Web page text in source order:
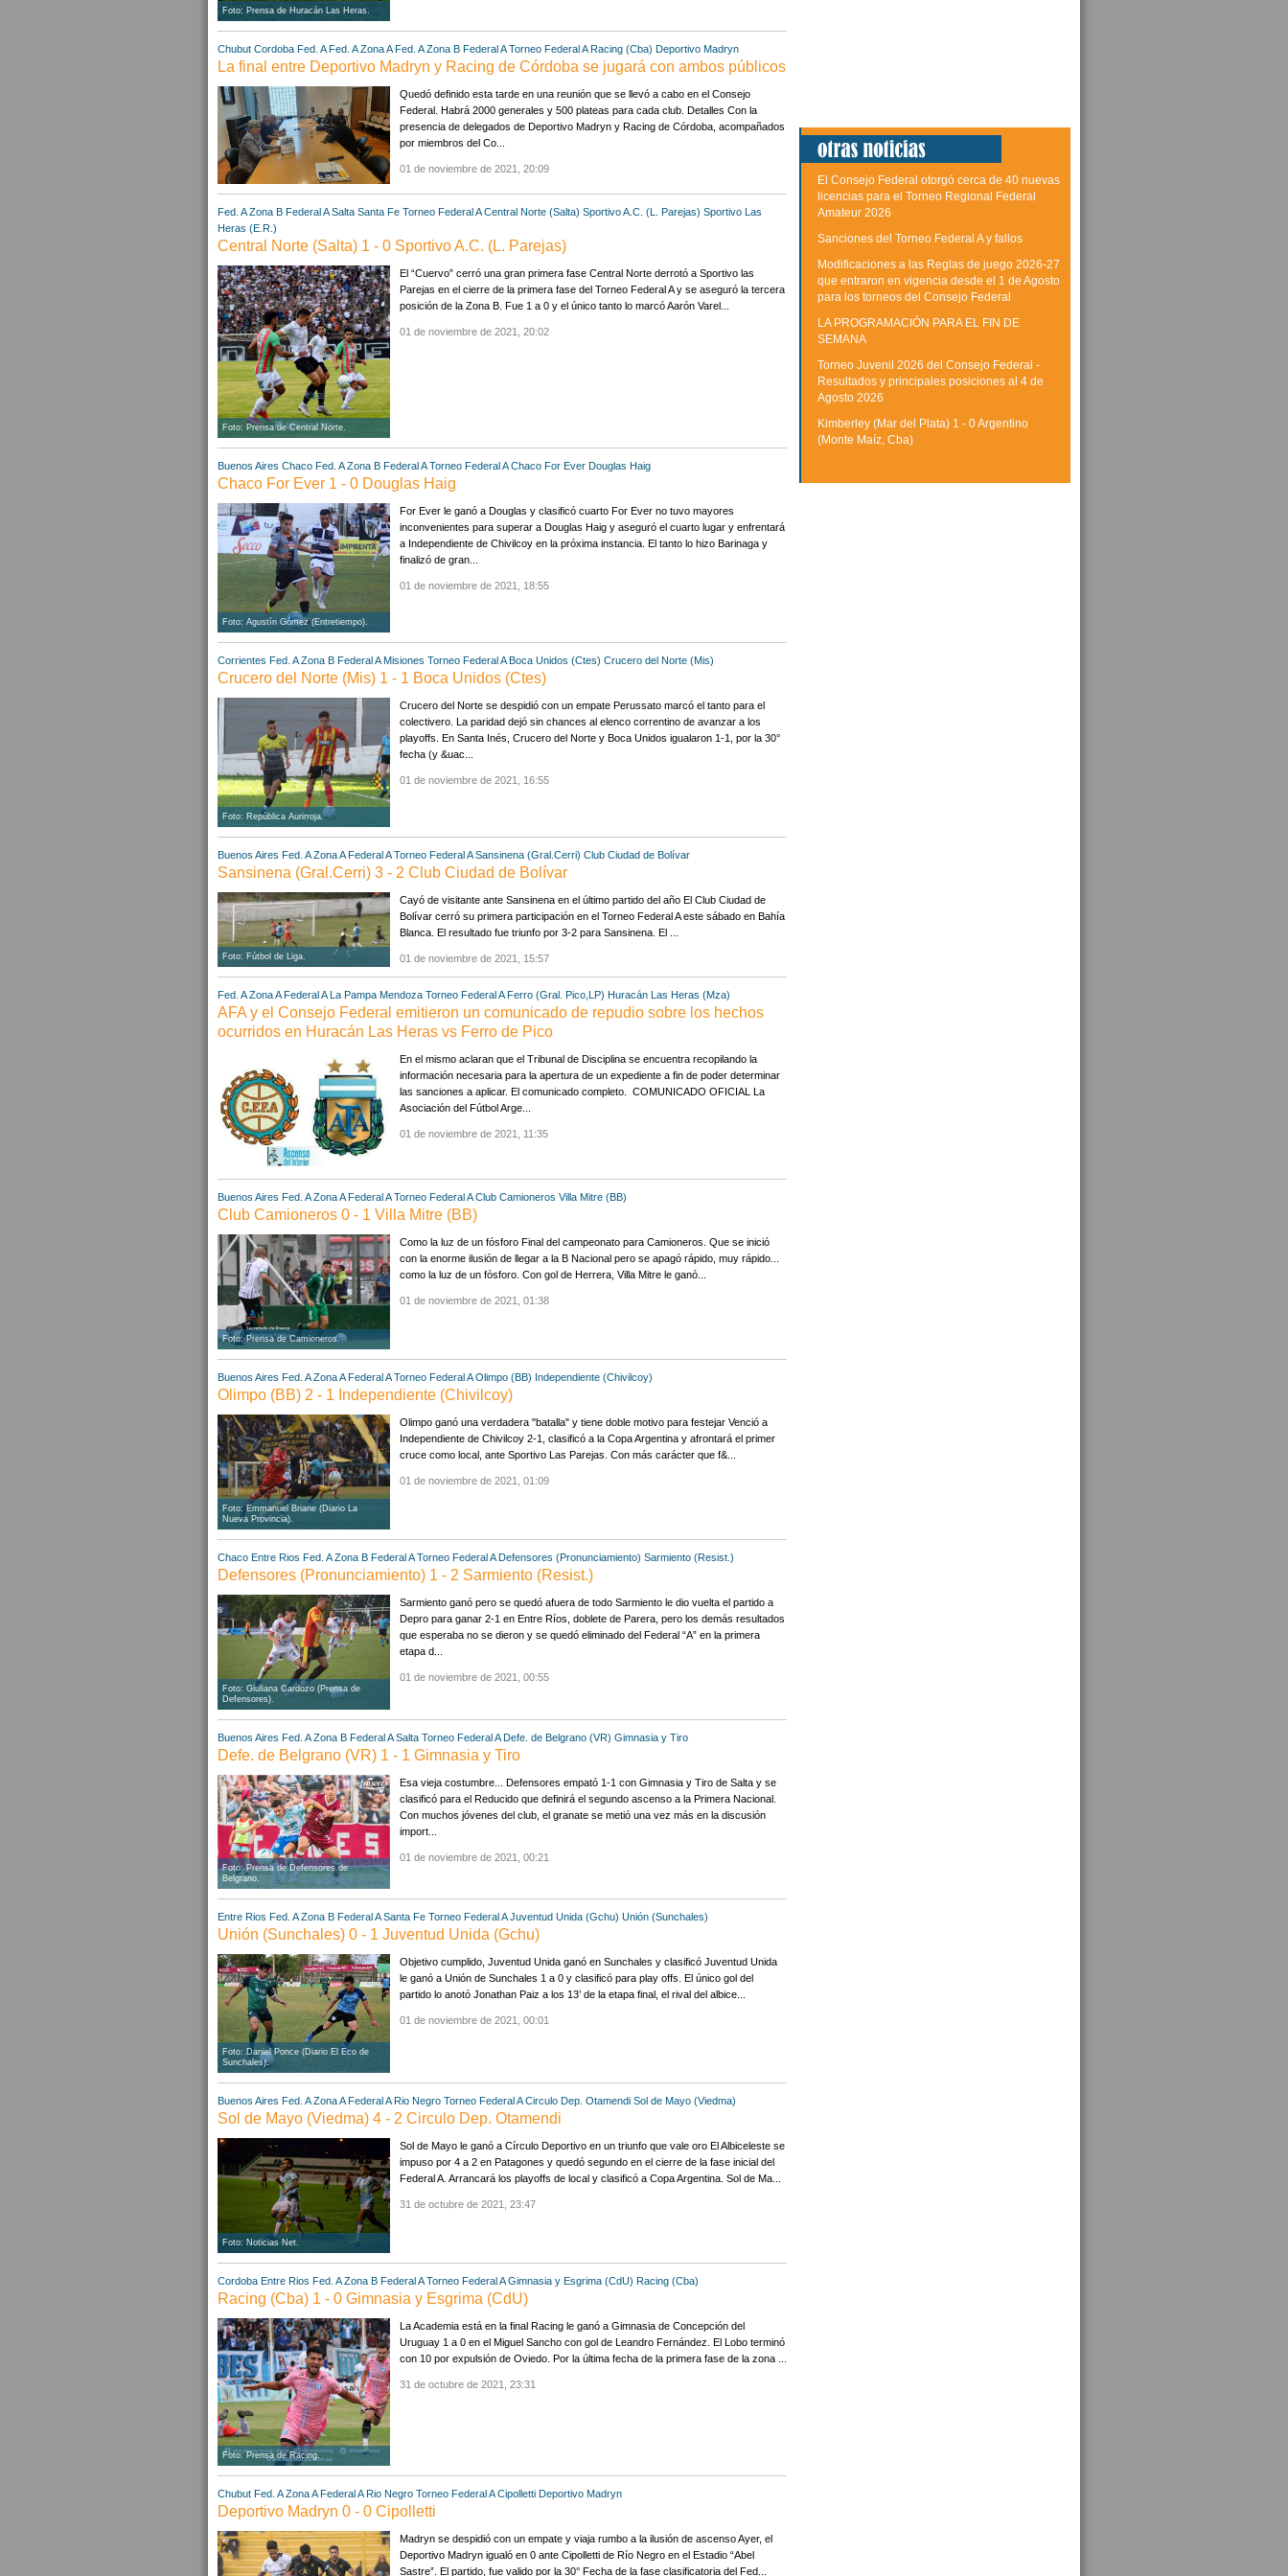
Foto: Prensa de Huracán Las Heras.
Chubut Cordoba Fed. A Fed. A Zona A Fed. A Zona B Federal A Torneo Federal A Racing (Cba) Deportivo Madryn
La final entre Deportivo Madryn y Racing de Córdoba se jugará con ambos públicos
Quedó definido esta tarde en una reunión que se llevó a cabo en el Consejo
Federal. Habrá 2000 generales y 500 plateas para cada club. Detalles Con la
presencia de delegados de Deportivo Madryn y Racing de Córdoba, acompañados
por miembros del Co...
01 de noviembre de 2021, 20:09
Fed. A Zona B Federal A Salta Santa Fe Torneo Federal A Central Norte (Salta) Sportivo A.C. (L. Parejas) Sportivo Las
Heras (E.R.)
Central Norte (Salta) 1 - 0 Sportivo A.C. (L. Parejas)
Foto: Prensa de Central Norte.
El “Cuervo” cerró una gran primera fase Central Norte derrotó a Sportivo las
Parejas en el cierre de la primera fase del Torneo Federal A y se aseguró la tercera
posición de la Zona B. Fue 1 a 0 y el único tanto lo marcó Aarón Varel...
01 de noviembre de 2021, 20:02
Buenos Aires Chaco Fed. A Zona B Federal A Torneo Federal A Chaco For Ever Douglas Haig
Chaco For Ever 1 - 0 Douglas Haig
Foto: Agustín Gómez (Entretiempo).
For Ever le ganó a Douglas y clasificó cuarto For Ever no tuvo mayores
inconvenientes para superar a Douglas Haig y aseguró el cuarto lugar y enfrentará
a Independiente de Chivilcoy en la próxima instancia. El tanto lo hizo Barinaga y
finalizó de gran...
01 de noviembre de 2021, 18:55
Corrientes Fed. A Zona B Federal A Misiones Torneo Federal A Boca Unidos (Ctes) Crucero del Norte (Mis)
Crucero del Norte (Mis) 1 - 1 Boca Unidos (Ctes)
Foto: República Aurirroja.
Crucero del Norte se despidió con un empate Perussato marcó el tanto para el
colectivero. La paridad dejó sin chances al elenco correntino de avanzar a los
playoffs. En Santa Inés, Crucero del Norte y Boca Unidos igualaron 1-1, por la 30°
fecha (y &uac...
01 de noviembre de 2021, 16:55
Buenos Aires Fed. A Zona A Federal A Torneo Federal A Sansinena (Gral.Cerri) Club Ciudad de Bolívar
Sansinena (Gral.Cerri) 3 - 2 Club Ciudad de Bolívar
Foto: Fútbol de Liga.
Cayó de visitante ante Sansinena en el último partido del año El Club Ciudad de
Bolívar cerró su primera participación en el Torneo Federal A este sábado en Bahía
Blanca. El resultado fue triunfo por 3-2 para Sansinena. El ...
01 de noviembre de 2021, 15:57
Fed. A Zona A Federal A La Pampa Mendoza Torneo Federal A Ferro (Gral. Pico,LP) Huracán Las Heras (Mza)
AFA y el Consejo Federal emitieron un comunicado de repudio sobre los hechos
ocurridos en Huracán Las Heras vs Ferro de Pico
En el mismo aclaran que el Tribunal de Disciplina se encuentra recopilando la
información necesaria para la apertura de un expediente a fin de poder determinar
las sanciones a aplicar. El comunicado completo. COMUNICADO OFICIAL La
Asociación del Fútbol Arge...
01 de noviembre de 2021, 11:35
Buenos Aires Fed. A Zona A Federal A Torneo Federal A Club Camioneros Villa Mitre (BB)
Club Camioneros 0 - 1 Villa Mitre (BB)
Foto: Prensa de Camioneros.
Como la luz de un fósforo Final del campeonato para Camioneros. Que se inició
con la enorme ilusión de llegar a la B Nacional pero se apagó rápido, muy rápido...
como la luz de un fósforo. Con gol de Herrera, Villa Mitre le ganó...
01 de noviembre de 2021, 01:38
Buenos Aires Fed. A Zona A Federal A Torneo Federal A Olimpo (BB) Independiente (Chivilcoy)
Olimpo (BB) 2 - 1 Independiente (Chivilcoy)
Foto: Emmanuel Briane (Diario La
Nueva Provincia).
Olimpo ganó una verdadera "batalla" y tiene doble motivo para festejar Venció a
Independiente de Chivilcoy 2-1, clasificó a la Copa Argentina y afrontará el primer
cruce como local, ante Sportivo Las Parejas. Con más carácter que f&...
01 de noviembre de 2021, 01:09
Chaco Entre Rios Fed. A Zona B Federal A Torneo Federal A Defensores (Pronunciamiento) Sarmiento (Resist.)
Defensores (Pronunciamiento) 1 - 2 Sarmiento (Resist.)
Foto: Giuliana Cardozo (Prensa de
Defensores).
Sarmiento ganó pero se quedó afuera de todo Sarmiento le dio vuelta el partido a
Depro para ganar 2-1 en Entre Ríos, doblete de Parera, pero los demás resultados
que esperaba no se dieron y se quedó eliminado del Federal “A” en la primera
etapa d...
01 de noviembre de 2021, 00:55
Buenos Aires Fed. A Zona B Federal A Salta Torneo Federal A Defe. de Belgrano (VR) Gimnasia y Tiro
Defe. de Belgrano (VR) 1 - 1 Gimnasia y Tiro
Foto: Prensa de Defensores de
Belgrano.
Esa vieja costumbre... Defensores empató 1-1 con Gimnasia y Tiro de Salta y se
clasificó para el Reducido que definirá el segundo ascenso a la Primera Nacional.
Con muchos jóvenes del club, el granate se metió una vez más en la discusión
import...
01 de noviembre de 2021, 00:21
Entre Rios Fed. A Zona B Federal A Santa Fe Torneo Federal A Juventud Unida (Gchu) Unión (Sunchales)
Unión (Sunchales) 0 - 1 Juventud Unida (Gchu)
Foto: Daniel Ponce (Diario El Eco de
Sunchales).
Objetivo cumplido, Juventud Unida ganó en Sunchales y clasificó Juventud Unida
le ganó a Unión de Sunchales 1 a 0 y clasificó para play offs. El único gol del
partido lo anotó Jonathan Paiz a los 13’ de la etapa final, el rival del albice...
01 de noviembre de 2021, 00:01
Buenos Aires Fed. A Zona A Federal A Rio Negro Torneo Federal A Circulo Dep. Otamendi Sol de Mayo (Viedma)
Sol de Mayo (Viedma) 4 - 2 Circulo Dep. Otamendi
Foto: Noticias Net.
Sol de Mayo le ganó a Círculo Deportivo en un triunfo que vale oro El Albiceleste se
impuso por 4 a 2 en Patagones y quedó segundo en el cierre de la fase inicial del
Federal A. Arrancará los playoffs de local y clasificó a Copa Argentina. Sol de Ma...
31 de octubre de 2021, 23:47
Cordoba Entre Rios Fed. A Zona B Federal A Torneo Federal A Gimnasia y Esgrima (CdU) Racing (Cba)
Racing (Cba) 1 - 0 Gimnasia y Esgrima (CdU)
Foto: Prensa de Racing.
La Academia está en la final Racing le ganó a Gimnasia de Concepción del
Uruguay 1 a 0 en el Miguel Sancho con gol de Leandro Fernández. El Lobo terminó
con 10 por expulsión de Oviedo. Por la última fecha de la primera fase de la zona ...
31 de octubre de 2021, 23:31
Chubut Fed. A Zona A Federal A Rio Negro Torneo Federal A Cipolletti Deportivo Madryn
Deportivo Madryn 0 - 0 Cipolletti
Madryn se despidió con un empate y viaja rumbo a la ilusión de ascenso Ayer, el
Deportivo Madryn igualó en 0 ante Cipolletti de Río Negro en el Estadio “Abel
Sastre”. El partido, fue valido por la 30° Fecha de la fase clasificatoria del Fed...
El Consejo Federal otorgó cerca de 40 nuevas
licencias para el Torneo Regional Federal
Amateur 2026
Sanciones del Torneo Federal A y fallos
Modificaciones a las Reglas de juego 2026-27
que entraron en vigencia desde el 1 de Agosto
para los torneos del Consejo Federal
LA PROGRAMACIÓN PARA EL FIN DE
SEMANA
Torneo Juvenil 2026 del Consejo Federal -
Resultados y principales posiciones al 4 de
Agosto 2026
Kimberley (Mar del Plata) 1 - 0 Argentino
(Monte Maíz, Cba)